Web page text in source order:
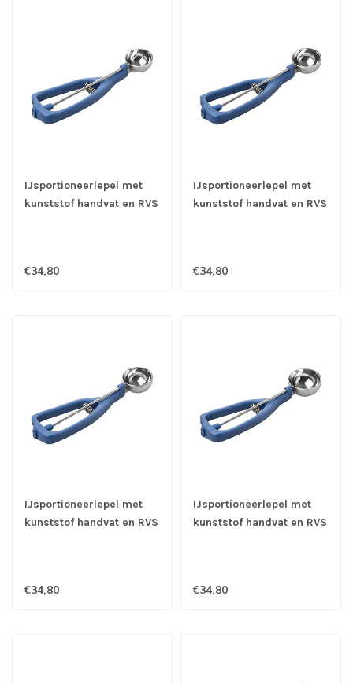
IJsportioneerlepel met
kunststof handvat en RVS
€34,80
IJsportioneerlepel met
kunststof handvat en RVS
€34,80
IJsportioneerlepel met
kunststof handvat en RVS
€34,80
IJsportioneerlepel met
kunststof handvat en RVS
€34,80